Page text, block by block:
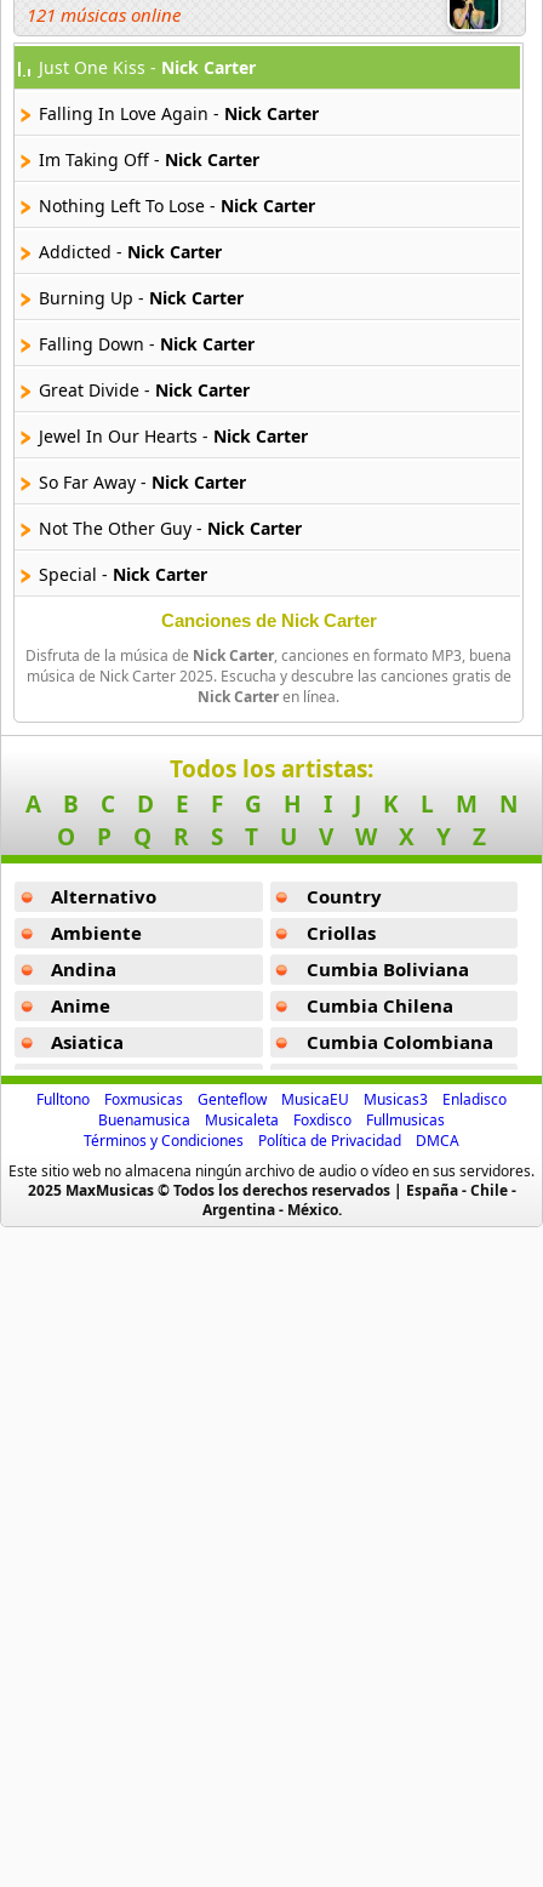
121 músicas online
Aselin Debison
25 músicas online
Asmir Young
36 músicas online
44 músicas online
B J Thomas
18 músicas online
Bellakath
27 músicas online
Benson Boone
16 músicas online
Beret
50 músicas online
Big Time Rush
14 músicas online
Bikeride
61 músicas online
Billie Eilish
52 músicas online
Birdy
9 músicas online
Black Dub
11 músicas online
19 músicas online
9 músicas online
Bruno Mars
Just One Kiss - Nick Carter
Falling In Love Again - Nick Carter
Im Taking Off - Nick Carter
Nothing Left To Lose - Nick Carter
Addicted - Nick Carter
Burning Up - Nick Carter
Falling Down - Nick Carter
Great Divide - Nick Carter
Jewel In Our Hearts - Nick Carter
So Far Away - Nick Carter
Not The Other Guy - Nick Carter
Special - Nick Carter
Canciones de Nick Carter
Disfruta de la música de Nick Carter, canciones en formato MP3, buena
música de Nick Carter 2025. Escucha y descubre las canciones gratis de
Nick Carteren línea.
Todos los artistas:
A
B C D E F G H I J K L M
N
O
P Q R S T U V W X Y Z
Alternativo
Ambiente
Andina
Anime
Asiatica
Atevip
Bachatas
Baladas
Baladas De Oro
Baladas En Ingles
Country
Criollas
Cumbia Boliviana
Cumbia Chilena
Cumbia Colombiana
Cumbia Ecuatoriana
Cumbia Mexicana
Cumbia Pop
Cumbia Surena
Cumbias
Fulltono Foxmusicas Genteflow MusicaEU Musicas3
Enladisco
Buenamusica
Musicaleta Foxdisco
Fullmusicas
Términos y Condiciones
Política de Privacidad
DMCA
Este sitio web no almacena ningún archivo de audio o vídeo en sus servidores.
2025 MaxMusicas © Todos los derechos reservados | España - Chile -
Argentina - México.